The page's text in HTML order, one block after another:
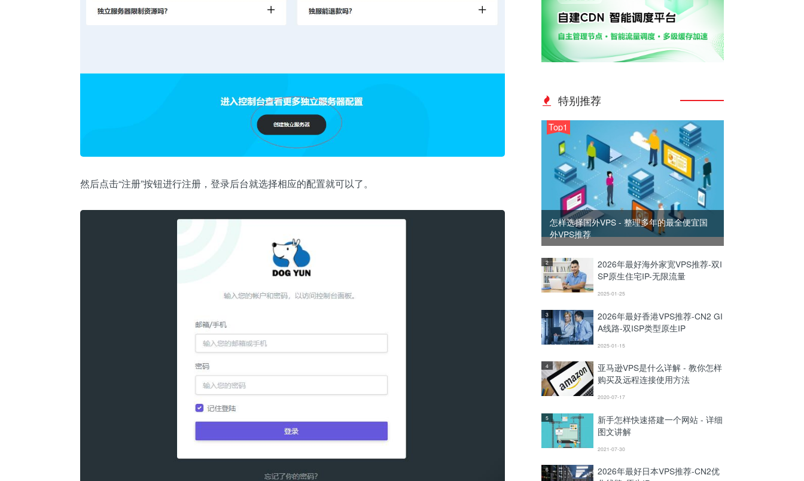
然后点击“注册”按钮进行注册，登录后台就选择相应的配置就可以了。
特别推荐
Top1
怎样选择国外VPS - 整理多年的最全便宜国
外VPS推荐
2
2026年最好海外家宽VPS推荐-双I
SP原生住宅IP-无限流量
2025-01-25
3
2026年最好香港VPS推荐-CN2 GI
A线路-双ISP类型原生IP
2025-01-15
4
亚马逊VPS是什么详解 - 教你怎样
购买及远程连接使用方法
2020-07-17
5
新手怎样快速搭建一个网站 - 详细
图文讲解
2021-07-30
6
2026年最好日本VPS推荐-CN2优